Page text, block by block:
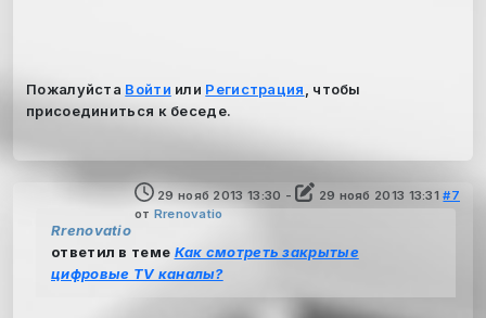
Пожалуйста Войти или Регистрация
, чтобы
присоединиться к беседе.
29 нояб 2013 13:30 - 29 нояб 2013 13:31 #7
от Rrenovatio
Rrenovatio
ответил в теме Как смотреть закрытые
цифровые TV каналы?